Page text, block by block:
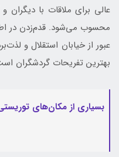
عالی برای ملاقات با دیگران
محسوب می‌شود. قدم‌زدن در
عبور از خیابان استقلال و
بهترین تفریحات گردشگران
بسیاری از مکان‌های